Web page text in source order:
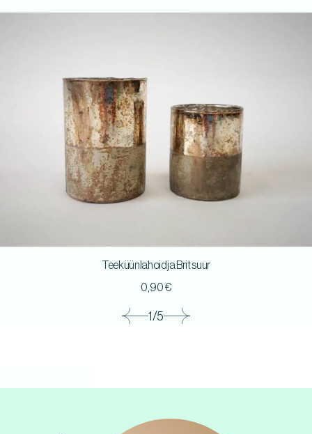
1/5
Teeküünlahoidja Brit suur
0,90€